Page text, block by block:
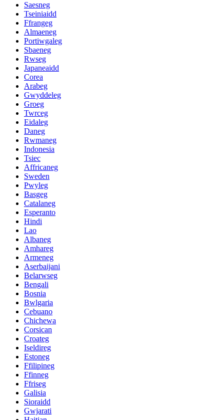
Saesneg
Tseiniaidd
Ffrangeg
Almaeneg
Portiwgaleg
Sbaeneg
Rwseg
Japaneaidd
Corea
Arabeg
Gwyddeleg
Groeg
Twrceg
Eidaleg
Daneg
Rwmaneg
Indonesia
Tsiec
Affricaneg
Sweden
Pwyleg
Basgeg
Catalaneg
Esperanto
Hindi
Lao
Albaneg
Amhareg
Armeneg
Aserbaijani
Belarwseg
Bengali
Bosnia
Bwlgaria
Cebuano
Chichewa
Corsican
Croateg
Iseldireg
Estoneg
Ffilipineg
Ffinneg
Ffriseg
Galisia
Sioraidd
Gwjarati